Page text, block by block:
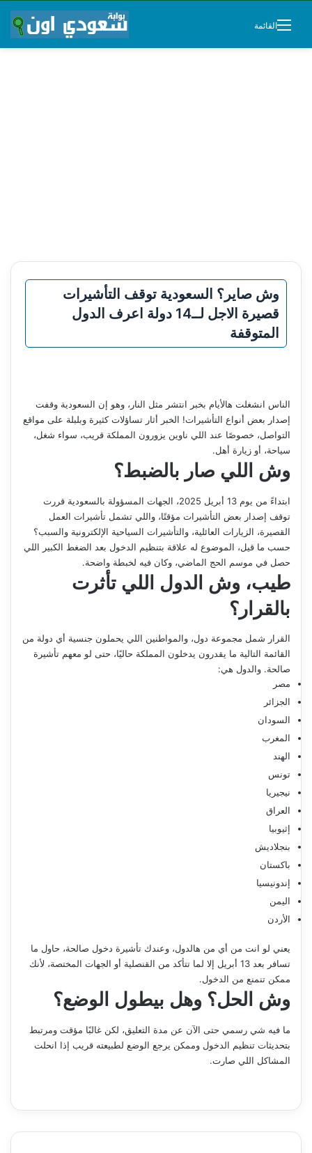
القائمة
وش صاير؟ السعودية توقف التأشيرات
قصيرة الاجل لــ14 دولة اعرف الدول
المتوقفة
الناس انشغلت هالأيام بخبر انتشر مثل النار، وهو إن السعودية وقفت
إصدار بعض أنواع التأشيرات! الخبر أثار تساؤلات كثيرة وبلبلة على مواقع
التواصل، خصوصًا عند اللي ناوين يزورون المملكة قريب، سواء شغل،
سياحة، أو زيارة أهل.
وش اللي صار بالضبط؟
ابتداءً من يوم 13 أبريل 2025، الجهات المسؤولة بالسعودية قررت
توقف إصدار بعض التأشيرات مؤقتًا، واللي تشمل تأشيرات العمل
القصيرة، الزيارات العائلية، والتأشيرات السياحية الإلكترونية والسبب؟
حسب ما قيل، الموضوع له علاقة بتنظيم الدخول بعد الضغط الكبير اللي
حصل في موسم الحج الماضي، وكان فيه لخبطة واضحة.
طيب، وش الدول اللي تأثرت
بالقرار؟
القرار شمل مجموعة دول، والمواطنين اللي يحملون جنسية أي دولة من
القائمة التالية ما يقدرون يدخلون المملكة حاليًا، حتى لو معهم تأشيرة
صالحة. والدول هي:
مصر
الجزائر
السودان
المغرب
الهند
تونس
نيجيريا
العراق
إثيوبيا
بنجلاديش
باكستان
إندونيسيا
اليمن
الأردن
يعني لو انت من أي من هالدول، وعندك تأشيرة دخول صالحة، حاول ما
تسافر بعد 13 أبريل إلا لما تتأكد من القنصلية أو الجهات المختصة، لأنك
ممكن تنمنع من الدخول.
وش الحل؟ وهل بيطول الوضع؟
ما فيه شي رسمي حتى الآن عن مدة التعليق، لكن غالبًا مؤقت ومرتبط
بتحديثات تنظيم الدخول وممكن يرجع الوضع لطبيعته قريب إذا انحلت
المشاكل اللي صارت.